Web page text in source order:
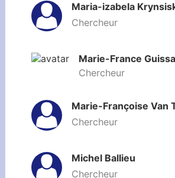
Maria-izabela
Chercheur
Marie-France
Chercheur
Marie-Françoise Van
Chercheur
Michel Ballieu
Chercheur